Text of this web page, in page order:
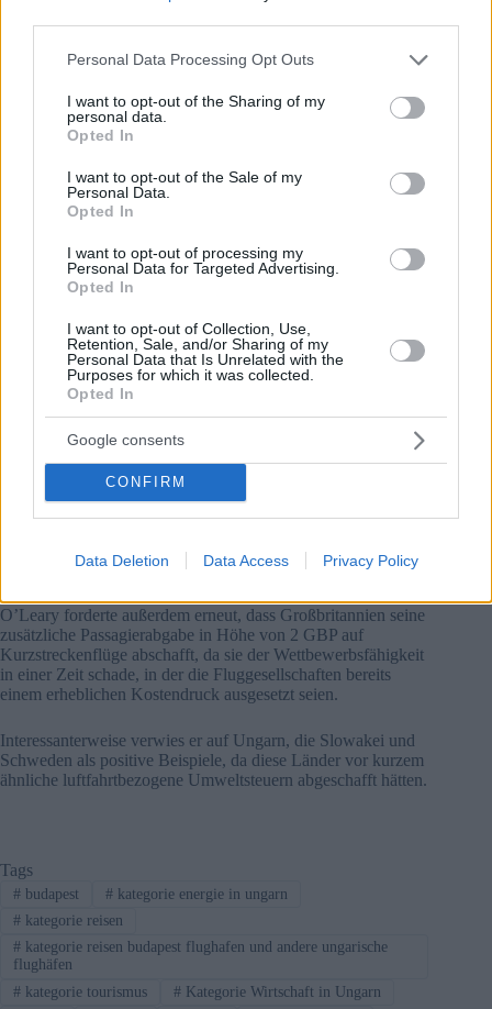
Please note that this website/app uses one or more Google
not limited to your visit or usage behaviour. You may click to
grant or deny consent to Google and its third-party tags to
use your data for below specified purposes in below Google
consent section.
Personal Data Processing Opt Outs
I want to opt-out of the Sharing of my
personal data.
Opted In
I want to opt-out of the Sale of my
Personal Data.
Opted In
I want to opt-out of processing my
Personal Data for Targeted Advertising.
Opted In
I want to opt-out of Collection, Use,
Retention, Sale, and/or Sharing of my
Personal Data that Is Unrelated with the
Purposes for which it was collected.
Opted In
Google consents
CONFIRM
Data Deletion Data Access Privacy Policy
nach Budapest betroffen sein könnten. Er sagte, der
ausreichende Treibstoffversorgung gewährleisten können.
Sommerferien von und nach Ungarn fliegen, insbesondere
wenn sich die geopolitische Lage in den kommenden
Wochen nicht verbessert.
Die ungarische Fluggesellschaft Wizz Air hat sich noch nicht
dazu geäußert, ob sie Kerosinknappheit oder mögliche
Streckenstreichungen erwartet.
Falls Sie es verpasst haben:
Ryanair stellt fünf neue Budapest-Routen vor und
erweitert die Basis – aber es gibt etwas, das das
Ticketpreise könnten in diesem Frühjahr weiter steigen
3-4% zwischen April und Juni, bedingt durch höhere
Treibstoffkosten und den branchenweiten Kapazitätsdruck.
O’Leary forderte außerdem erneut, dass Großbritannien seine
zusätzliche Passagierabgabe in Höhe von 2 GBP auf
Kurzstreckenflüge abschafft, da sie der Wettbewerbsfähigkeit
in einer Zeit schade, in der die Fluggesellschaften bereits
einem erheblichen Kostendruck ausgesetzt seien.
Interessanterweise verwies er auf Ungarn, die Slowakei und
Schweden als positive Beispiele, da diese Länder vor kurzem
ähnliche luftfahrtbezogene Umweltsteuern abgeschafft hätten.
Tags
#budapest #kategorie energie in ungarn
#kategorie reisen
#kategorie reisen budapest flughafen und andere ungarische
flughäfen
#kategorie tourismus #Kategorie Wirtschaft in Ungarn